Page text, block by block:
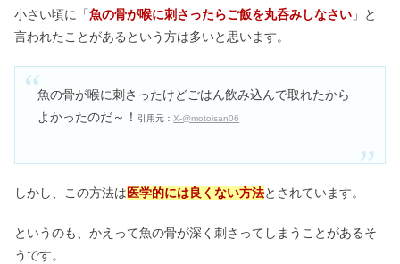
小さい頃に「魚の骨が喉に刺さったらご飯を丸呑みしなさい 」と
言われたことがあるという方は多いと思います。
魚の骨が喉に刺さったけどごはん飲み込んで取れたから
よかったのだ～！
引用元：X-@motoisan06
しかし、この方法は医学的には良くない方法とされています。
というのも、かえって魚の骨が深く刺さってしまうことがあるそ
うです。